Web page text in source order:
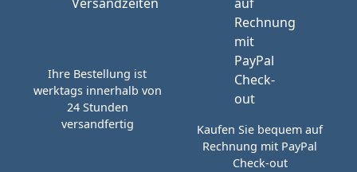
Ihre Bestellung ist
werktags innerhalb von
24 Stunden
versandfertig
Kaufen Sie bequem auf
Rechnung mit PayPal
Check-out